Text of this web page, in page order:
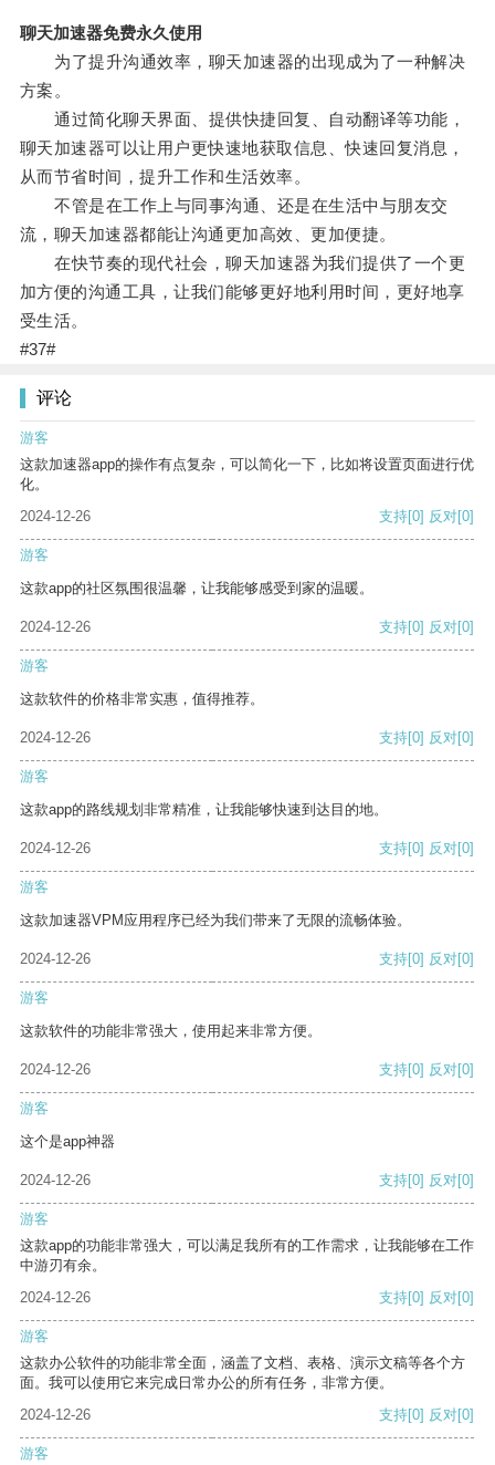
聊天加速器免费永久使用
为了提升沟通效率，聊天加速器的出现成为了一种解决
方案。
通过简化聊天界面、提供快捷回复、自动翻译等功能，
聊天加速器可以让用户更快速地获取信息、快速回复消息，
从而节省时间，提升工作和生活效率。
不管是在工作上与同事沟通、还是在生活中与朋友交
流，聊天加速器都能让沟通更加高效、更加便捷。
在快节奏的现代社会，聊天加速器为我们提供了一个更
加方便的沟通工具，让我们能够更好地利用时间，更好地享
受生活。
#37#
评论
游客
这款加速器app的操作有点复杂，可以简化一下，比如将设置页面进行优
化。
2024-12-26
支持[0] 反对[0]
游客
这款app的社区氛围很温馨，让我能够感受到家的温暖。
2024-12-26 支持[0] 反对[0]
游客
这款软件的价格非常实惠，值得推荐。
2024-12-26 支持[0] 反对[0]
游客
这款app的路线规划非常精准，让我能够快速到达目的地。
2024-12-26 支持[0] 反对[0]
游客
这款加速器VPM应用程序已经为我们带来了无限的流畅体验。
2024-12-26 支持[0] 反对[0]
游客
这款软件的功能非常强大，使用起来非常方便。
2024-12-26 支持[0] 反对[0]
游客
这个是app神器
2024-12-26 支持[0] 反对[0]
游客
这款app的功能非常强大，可以满足我所有的工作需求，让我能够在工作
中游刃有余。
2024-12-26
支持[0] 反对[0]
游客
这款办公软件的功能非常全面，涵盖了文档、表格、演示文稿等各个方
面。我可以使用它来完成日常办公的所有任务，非常方便。
2024-12-26
支持[0] 反对[0]
游客